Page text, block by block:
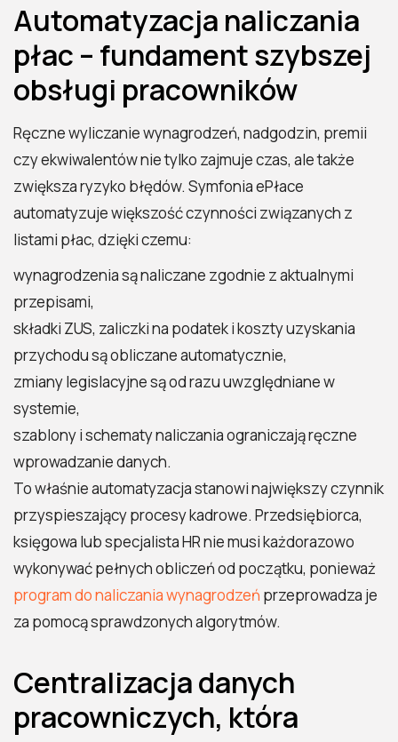
Automatyzacja naliczania
płac – fundament szybszej
obsługi pracowników
Ręczne wyliczanie wynagrodzeń, nadgodzin, premii
czy ekwiwalentów nie tylko zajmuje czas, ale także
zwiększa ryzyko błędów. Symfonia ePłace
automatyzuje większość czynności związanych z
listami płac, dzięki czemu:
wynagrodzenia są naliczane zgodnie z aktualnymi
przepisami,
składki ZUS, zaliczki na podatek i koszty uzyskania
przychodu są obliczane automatycznie,
zmiany legislacyjne są od razu uwzględniane w
systemie,
szablony i schematy naliczania ograniczają ręczne
wprowadzanie danych.
To właśnie automatyzacja stanowi największy czynnik
przyspieszający procesy kadrowe. Przedsiębiorca,
księgowa lub specjalista HR nie musi każdorazowo
wykonywać pełnych obliczeń od początku, ponieważ
program do naliczania wynagrodzeń przeprowadza je
za pomocą sprawdzonych algorytmów.
Centralizacja danych
pracowniczych, która